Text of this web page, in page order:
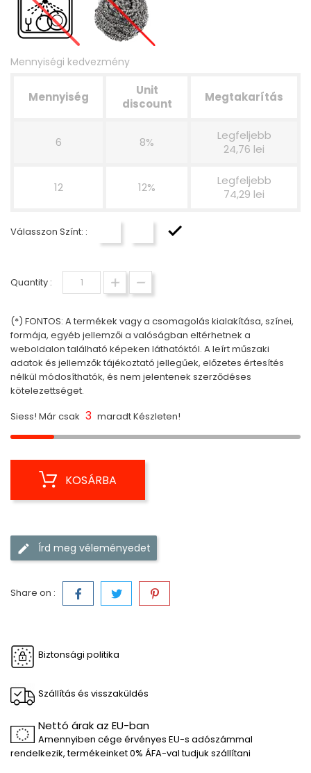
Mennyiségi kedvezmény
Mennyiség
Unit
discount
Megtakarítás
6 8%
Legfeljebb
24,76 lei
12 12%
Legfeljebb
74,29 lei
Válasszon Színt: : Fekete
Quantity :
(*) FONTOS: A termékek vagy a csomagolás kialakítása, színei,
formája, egyéb jellemzői a valóságban eltérhetnek a
weboldalon található képeken láthatóktól. A leírt műszaki
adatok és jellemzők tájékoztató jellegűek, előzetes értesítés
nélkül módosíthatók, és nem jelentenek szerződéses
kötelezettséget.
Siess! Már csak 3 maradt Készleten!
KOSÁRBA
Írd meg véleményedet
Share on :
Biztonsági politika
Szállítás és visszaküldés
Nettó árak az EU-ban
Amennyiben cége érvényes EU-s adószámmal
rendelkezik, termékeinket 0% ÁFA-val tudjuk szállítani